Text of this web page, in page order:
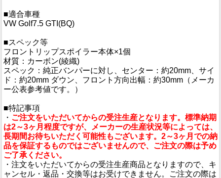
■適合車種
VW Golf7.5 GTI(BQ)
■スペック等
フロントリップスポイラー本体×1個
材質：カーボン(綾織)
スペック：純正バンパーに対し、センター：約20mm、サイ
ド：約20mm ダウン、フロント方向出幅：約30mm（メーカ
ー公表参考値です。）
■特記事項
・ ご注文をいただいてからの受注生産となります。標準納期
は2～3ヶ月程度ですが、メーカーの生産状況等によっては、
長期間お待ちいただく可能性もございます。2～3ヶ月での納
品を保証するものではございませんので、ご注文の際は予め
ご了承ください。
・注文をいただいてからの受注生産商品となりますので、キ
ャンセル・返品・交換等はお受けできません。ご注文の際は